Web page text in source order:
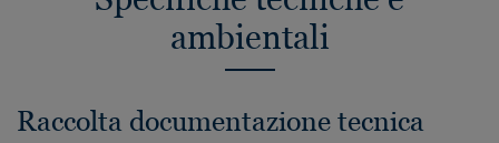
ambientali
Raccolta documentazione tecnica